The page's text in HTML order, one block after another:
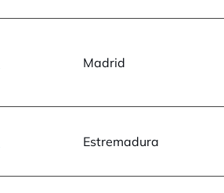
opens in a new tab
Madrid
opens in a new tabEstremadura